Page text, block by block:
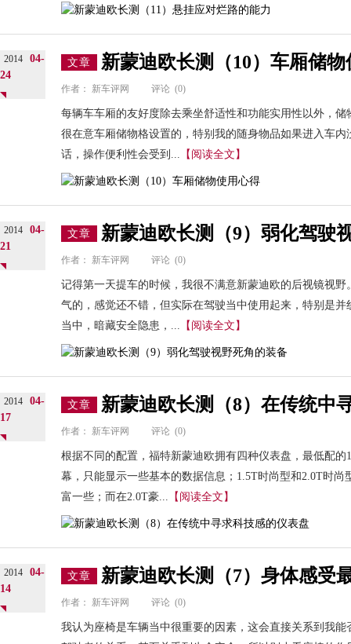
2014
04-
24
文章 新蒙迪欧长测（10）车厢储
作者： 新车评网 评论 (0)
每辆车车厢的友好度除去乘坐舒适性和功能实用性以外，
很在意车厢储物格设置的，特别我的随身物品如果进入车
话，操作便利性会受到... 【阅读全文】
2014
04-
21
文章 新蒙迪欧长测（9）弱化驾驶
作者： 新车评网 评论 (0)
记得第一天提车的时候，我很不满意新蒙迪欧的后视镜视
气的，感觉还不错，但实际在驾驶当中使用起来，特别是
当中，暗藏安全隐患，... 【阅读全文】
2014
04-
17
文章 新蒙迪欧长测（8）在传统中
作者： 新车评网 评论 (0)
根据不同的配置，福特新蒙迪欧拥有四种仪表盘，最低配
幕，只能显示一些基本的数据信息；1.5T时尚型和2.0T时
富一些；而在2.0T豪... 【阅读全文】
2014
04-
14
文章 新蒙迪欧长测（7）身体感受
作者： 新车评网 评论 (0)
我认为座椅是车辆当中很重要的因素，这会直接关系到我